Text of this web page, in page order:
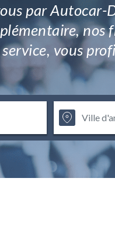
par Autocar-
nos
vous